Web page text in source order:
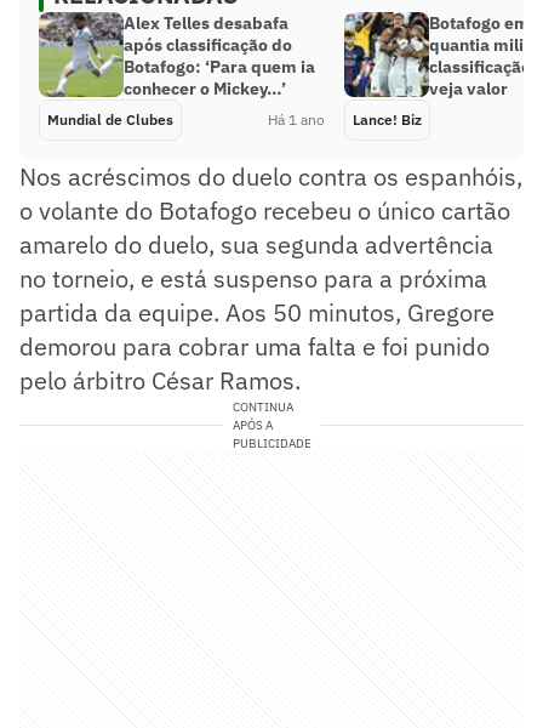
Alex Telles desabafa
após classificação do
Botafogo: ‘Para quem ia
conhecer o Mickey…’
Mundial de Clubes Há 1 ano
Botafogo
quantia
classificação
veja valor
Lance! Biz
Nos acréscimos do duelo contra os espanhóis,
o volante do Botafogo recebeu o único cartão
amarelo do duelo, sua segunda advertência
no torneio, e está suspenso para a próxima
partida da equipe. Aos 50 minutos, Gregore
demorou para cobrar uma falta e foi punido
pelo árbitro César Ramos.
CONTINUA
APÓS A
PUBLICIDADE